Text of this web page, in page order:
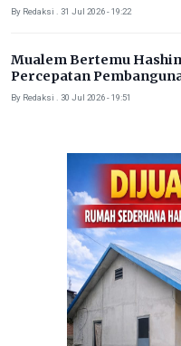
By Redaksi . 31 Jul 2026 - 19:22
Mualem Bertemu
Percepatan
By Redaksi . 30 Jul 2026 - 19:51